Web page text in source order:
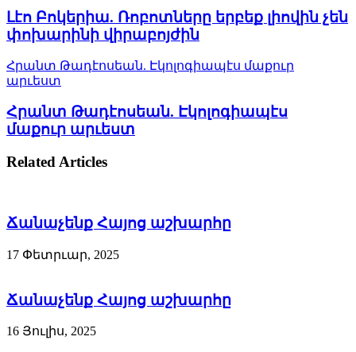
Լէո Բոկերիա. Ռոբոտները երբեք լիովին չեն
փոխարինի վիրաբոյժին
Հրանտ Թադէոսեան. Էկոլոգիապէս մաքուր
արւեստ
Հրանտ Թադէոսեան. Էկոլոգիապէս
մաքուր արւեստ
Related Articles
Ճանաչենք Հայոց աշխարհը
17 Փետրւար, 2025
Ճանաչենք Հայոց աշխարհը
16 Յուլիս, 2025